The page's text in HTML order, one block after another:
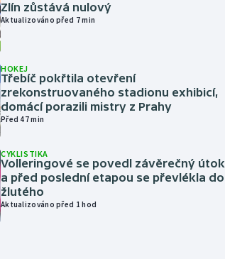
Zlín zůstává nulový
Aktualizováno před 7 min
HOKEJ
Třebíč pokřtila otevření
zrekonstruovaného stadionu exhibicí,
domácí porazili mistry z Prahy
Před 47 min
CYKLISTIKA
Volleringové se povedl závěrečný útok
a před poslední etapou se převlékla do
žlutého
Aktualizováno před 1 hod